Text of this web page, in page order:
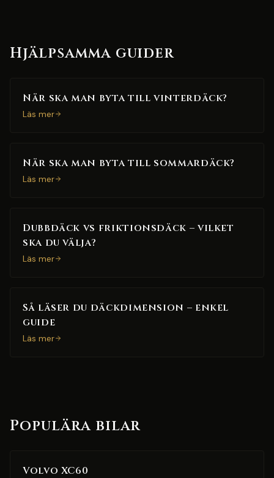
Hjälpsamma guider
När ska man byta till vinterdäck?
Läs mer
När ska man byta till sommardäck?
Läs mer
Dubbdäck vs friktionsdäck – vilket
ska du välja?
Läs mer
Så läser du däckdimension – enkel
guide
Läs mer
Populära bilar
Volvo XC60